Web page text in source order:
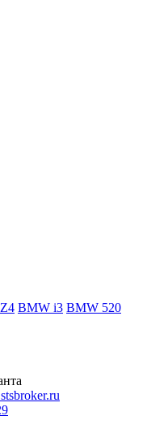
BMW i3 BMW 520